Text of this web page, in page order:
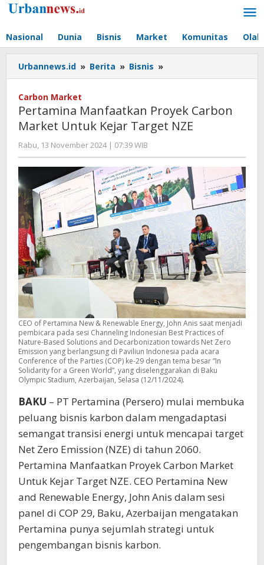
Lewati
Nasional Dunia Bisnis Market Komunitas
Urbannews.id » Berita » Bisnis »
Manfaatkan
Market
Untuk
NZE
Carbon Market
Pertamina Manfaatkan Proyek Carbon
Market Untuk Kejar Target NZE
Rabu, 13 November 2024 | 07:39 WIB
Hengki
Seprihadi
CEO of Pertamina New & Renewable Energy, John Anis saat menjadi
pembicara pada sesi Channeling Indonesian Best Practices of
Nature-Based Solutions and Decarbonization towards Net Zero
Emission yang berlangsung di Paviliun Indonesia pada acara
Conference of the Parties (COP) ke-29 dengan tema besar “In
Solidarity for a Green World”, yang diselenggarakan di Baku
Olympic Stadium, Azerbaijan, Selasa (12/11/2024).
BAKU – PT Pertamina (Persero) mulai membuka
peluang bisnis karbon dalam mengadaptasi
semangat transisi energi untuk mencapai target
Net Zero Emission (NZE) di tahun 2060.
Pertamina Manfaatkan Proyek Carbon Market
Untuk Kejar Target NZE. CEO Pertamina New
and Renewable Energy, John Anis dalam sesi
panel di COP 29, Baku, Azerbaijan mengatakan
Pertamina punya sejumlah strategi untuk
pengembangan bisnis karbon.